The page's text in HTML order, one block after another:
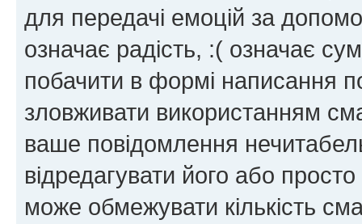
для передачі емоцій за
означає радість, :( означає
побачити в формі написання
зловживати використанням
ваше повідомлення
відредагувати його або
може обмежувати кількість